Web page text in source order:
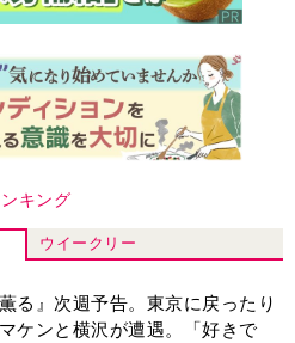
キング
ウイークリー
薫る』次週予告。東京に戻ったり
ケンと横沢が遭遇。「好きで